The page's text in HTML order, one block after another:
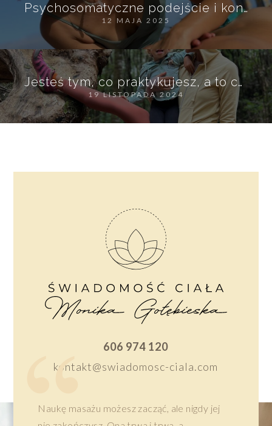
Psychosomatyczne podejście i kontakt z ciałem w masażu – kiedy dotyk mówi więcej niż słowa
12 MAJA 2025
Jesteś tym, co praktykujesz, a to co praktykujesz umacnia się w Tobie – refleksje o uważności i codziennych wyborach.
19 LISTOPADA 2024
606 974 120
kontakt@swiadomosc-ciala.com
Naukę masażu możesz zacząć, ale nigdy jej